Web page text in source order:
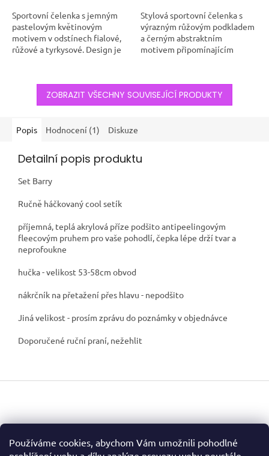
Používáme cookies, abychom Vám umožnili pohodlné
Sportovní čelenka s jemným
pastelovým květinovým
motivem v odstínech fialové,
růžové a tyrkysové. Design je
chtějí...
Stylová sportovní čelenka s
výrazným růžovým podkladem
a černým abstraktním
motivem připomínajícím
první pohled a dodá...
ZOBRAZIT VŠECHNY SOUVISEJÍCÍ PRODUKTY
Popis Hodnocení (1) Diskuze
Detailní popis produktu
Set Barry
Ručně háčkovaný cool setík
příjemná, teplá akrylová příze podšito antipeelingovým
fleecovým pruhem pro vaše pohodlí, čepka lépe drží tvar a
neprofoukne
hučka - velikost 53-58cm obvod
nákrčník na přetažení přes hlavu - nepodšito
Jiná velikost - prosím zprávu do poznámky v objednávce
Doporučené ruční praní, nežehlit
Z
a
Facebook